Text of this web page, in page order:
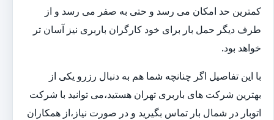
کمترین حد امکان می رسد و حتی به صفر می رسد و از
طرف دیگر حمل بار برای خود کارگران باربری نیز آسان تر
خواهد بود.
با این تفاصیل اگر چنانچه شما هم به دنبال رزرو یکی از
بهترین شرکت های باربری تهران هستید،می توانید با شرکت
اتوبار در شمال بار تماس بگیرید و در صورت نیاز،از همکاران